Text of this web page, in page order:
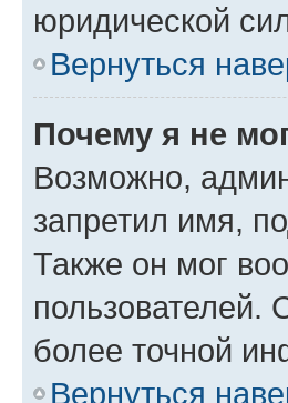
юридической
Вернуться
Почему я не
Возможно,
запретил имя,
Также он мог
пользователей.
более точной
Вернуться